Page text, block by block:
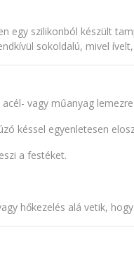
egy szilikonból készült
sokoldalú, mivel
vagy műanyag
késsel egyenletesen
a festéket.
hőkezelés alá vetik,